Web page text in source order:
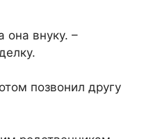
она внуку. –
позвонил другу